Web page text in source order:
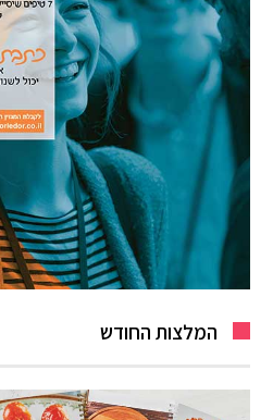
המלצות החודש